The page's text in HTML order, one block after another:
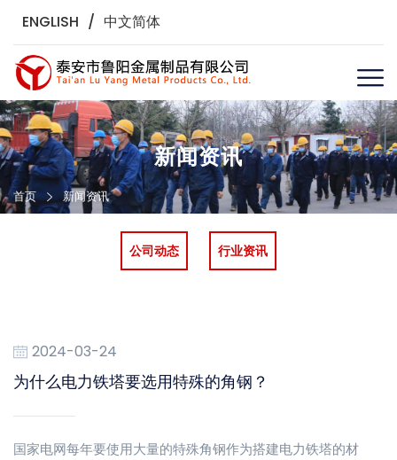
ENGLISH / 中文简体
新闻资讯
首页 新闻资讯
公司动态 行业资讯
2024-03-24
为什么电力铁塔要选用特殊的角钢？
国家电网每年要使用大量的特殊角钢作为搭建电力铁塔的材